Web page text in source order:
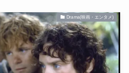
Drama(映画・エンタメ)